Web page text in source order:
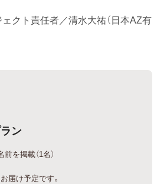
クト責任者／清水大祐（日本AZ有
ン
を掲載（1名）
届け予定です。